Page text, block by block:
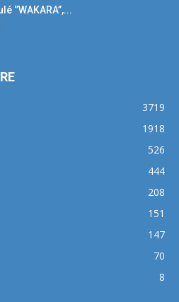
‘’WAKARA’’,...
3719
1918
526
444
208
151
147
70
8